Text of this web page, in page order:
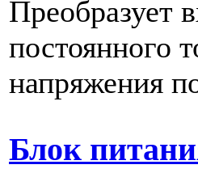
Преобразует
постоянного
напряжения
Блок